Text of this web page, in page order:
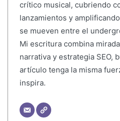
crítico musical, cubriendo
lanzamientos y
se mueven entre el
Mi escritura combina
narrativa y estrategia SEO,
artículo tenga la misma
inspira.